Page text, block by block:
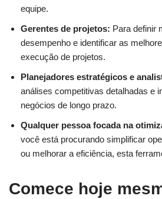
equipe.
Gerentes de projetos: Para definir
desempenho e identificar as
execução de projetos.
Planejadores estratégicos e
análises competitivas detalhadas e
negócios de longo prazo.
Qualquer pessoa focada na
você está procurando simplificar
ou melhorar a eficiência, esta
Comece hoje